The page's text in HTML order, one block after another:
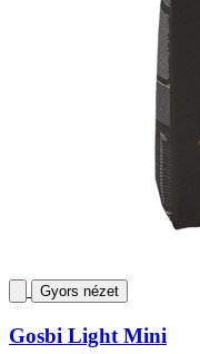
Gyors nézet
Gosbi Light Mini